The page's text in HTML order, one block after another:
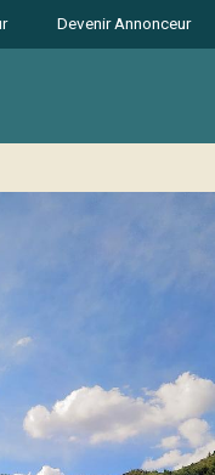
Devenir Annonceur